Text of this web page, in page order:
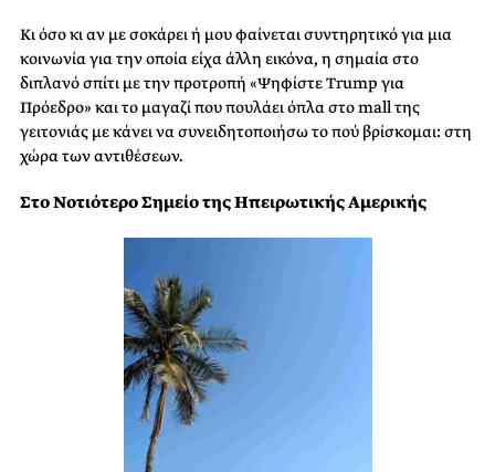
Κι όσο κι αν με σοκάρει ή μου φαίνεται συντηρητικό για μια
κοινωνία για την οποία είχα άλλη εικόνα, η σημαία στο
διπλανό σπίτι με την προτροπή «Ψηφίστε Trump για
Πρόεδρο» και το μαγαζί που πουλάει όπλα στο mall της
γειτονιάς με κάνει να συνειδητοποιήσω το πού βρίσκομαι: στη
χώρα των αντιθέσεων.
Στο Νοτιότερο Σημείο της Ηπειρωτικής Αμερικής